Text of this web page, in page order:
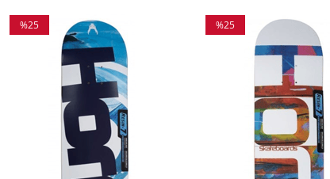
%25
%25